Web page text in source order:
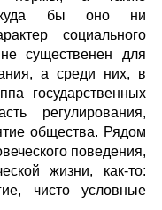
бы оно ни
социального
существенен для
а среди них, в
государственных
регулирования,
общества. Рядом
поведения,
жизни, как-то:
чисто условные